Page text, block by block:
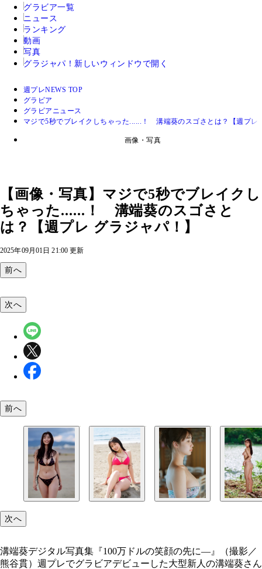
グラビア一覧
ニュース
ランキング
動画
写真
グラジャパ！ 新しいウィンドウで開く
週プレNEWS TOP
グラビア
グラビアニュース
マジで5秒でブレイクしちゃった......！ 溝端葵のスゴさとは？【週プレ
画像・写真
【画像・写真】マジで5秒でブレイクし
ちゃった......！ 溝端葵のスゴさと
は？【週プレ グラジャパ！】
2025年09月01日 21:00 更新
前へ
次へ
前へ
次へ
溝端葵デジタル写真集『100万ドルの笑顔の先に―』（撮影／
熊谷貫）週プレでグラビアデビューした大型新人の溝端葵さん